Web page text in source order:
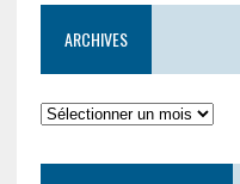
ARCHIVES